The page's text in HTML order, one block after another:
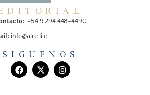
+54 9 294 448-4490
info@aire.life
SIGUENOS